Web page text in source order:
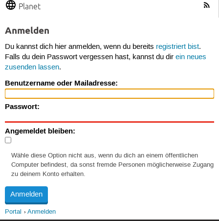
Planet
Anmelden
Du kannst dich hier anmelden, wenn du bereits registriert bist.
Falls du dein Passwort vergessen hast, kannst du dir ein neues
zusenden lassen.
Benutzername oder Mailadresse:
Passwort:
Angemeldet bleiben:
Wähle diese Option nicht aus, wenn du dich an einem öffentlichen
Computer befindest, da sonst fremde Personen möglicherweise Zugang
zu deinem Konto erhalten.
Portal Anmelden